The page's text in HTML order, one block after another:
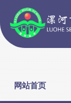
网站首页